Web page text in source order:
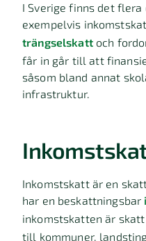
I Sverige finns det
exempelvis
trängselskattoch
får in går till att
såsom bland annat
infrastruktur.
Inkomstskatt är en
har en beskattningsbar
inkomstskatten är skatt
till kommuner,